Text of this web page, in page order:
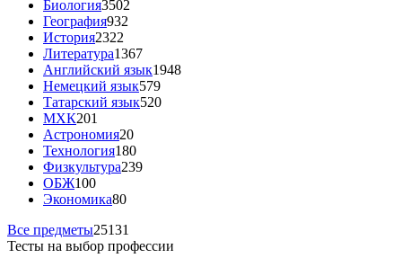
Биология3502
География932
История2322
Литература1367
Английский язык1948
Немецкий язык579
Татарский язык520
МХК201
Астрономия20
Технология180
Физкультура239
ОБЖ100
Экономика80
Все предметы25131
Тесты на выбор профессии